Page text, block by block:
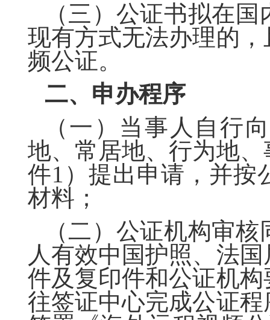
（三）公证书拟在
现有方式无法办理的
频公证。
二、申办程序
（一）当事人自行
地、常居地、行为地
件1）提出申请，并按
材料；
（二）公证机构审
人有效中国护照、法
件及复印件和公证机
往签证中心完成公证